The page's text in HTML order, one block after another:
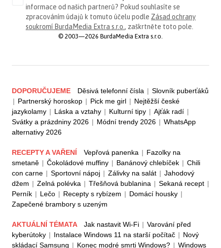
informace od našich partnerů? Pokud souhlasíte se
zpracováním údajů k tomuto účelu podle Zásad ochrany
soukromí BurdaMedia Extra s.r.o., zaškrtněte toto pole.
© 2003—2026 BurdaMedia Extra s.r.o.
DOPORUČUJEME Děsivá telefonní čísla | Slovník puberťáků
| Partnerský horoskop | Pick me girl | Nejtěžší české
jazykolamy | Láska a vztahy | Kulturní tipy | Ajťák radí |
Svátky a prázdniny 2026 | Módní trendy 2026 | WhatsApp
alternativy 2026
RECEPTY A VAŘENÍ Vepřová panenka | Fazolky na
smetaně | Čokoládové muffiny | Banánový chlebíček | Chili
con carne | Sportovní nápoj | Zálivky na salát | Jahodový
džem | Zelná polévka | Třešňová bublanina | Sekaná recept |
Perník | Lečo | Recepty s rybízem | Domácí housky |
Zapečené brambory s uzeným
AKTUÁLNÍ TÉMATA Jak nastavit Wi-Fi | Varování před
kyberútoky | Instalace Windows 11 na starší počítač | Nový
skládací Samsung | Konec modré smrti Windows? | Windows